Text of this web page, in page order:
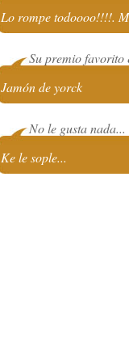
Lo rompe todoooo!!!!.
Su premio favorito
Jamón de yorck
No le gusta nada...
Ke le sople...